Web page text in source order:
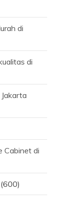
di
di
Cabinet di
(600)